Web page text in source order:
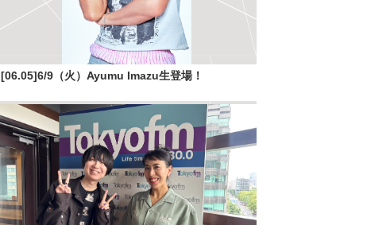
[06.05]6/9（火）Ayumu Imazu生登場！